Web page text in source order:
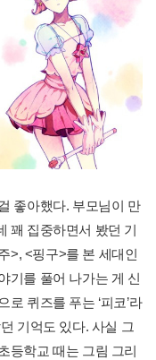
좋아했다. 부모님이 만
꽤 집중하면서 봤던 기
>, <핑구>를 본 세대인
기를 풀어 나가는 게 신
퀴즈를 푸는 ‘피코’라
기억도 있다. 사실 그
등학교 때는 그림 그리